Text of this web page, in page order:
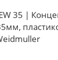
35 |